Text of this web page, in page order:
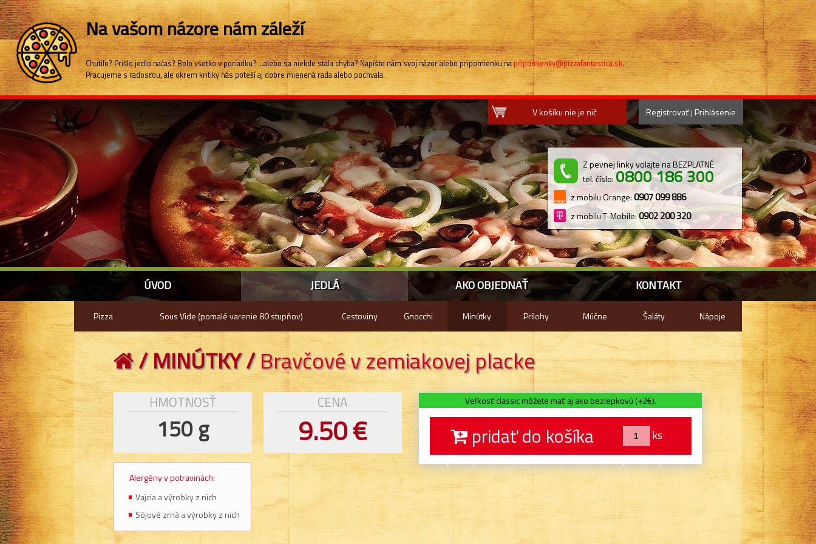
Na vašom názore nám záleží
Chutilo? Prišlo jedlo načas? Bolo všetko v poriadku? ...alebo sa niekde stala chyba? Napíšte nám svoj názor alebo pripomienku napripomienky@pizzafantastica.sk.
Pracujeme s radosťou, ale okrem kritiky nás poteší aj dobre mienená rada alebo pochvala.
Z pevnej linky volajte na BEZPLATNÉ
tel. číslo:0800 186 300
z mobilu Orange:0907 099 886
z mobilu T-Mobile:0902 200 320
Registrovať| Prihlásenie
V košíku nie je nič
ÚVOD JEDLÁ AKO OBJEDNAŤ KONTAKT
Pizza Sous Vide (pomalé varenie 80 stupňov) Cestoviny Gnocchi Minútky Prílohy Múčne Šaláty Nápoje
/MINÚTKY/Bravčové v zemiakovej placke
CENA
9.50 €
HMOTNOSŤ
150 g
Alergény v potravinách:
Vajcia a výrobky z nich
Sójové zrná a výrobky z nich
Veľkosť classic môžete mať aj ako bezlepkovú (+2€).
pridať do košíka
ks
Prepáčte, momentálne len telefonické objednávky